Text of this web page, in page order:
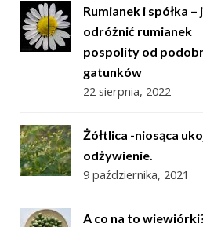
Rumianek i spółka –
odróżnić rumianek
pospolity od
gatunków
22 sierpnia, 2022
Żółtlica -niosąca
odżywienie.
9 października, 2021
A co na to